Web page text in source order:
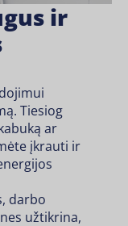
ir
Tiesiog
ar
įkrauti ir
darbo
užtikrina,